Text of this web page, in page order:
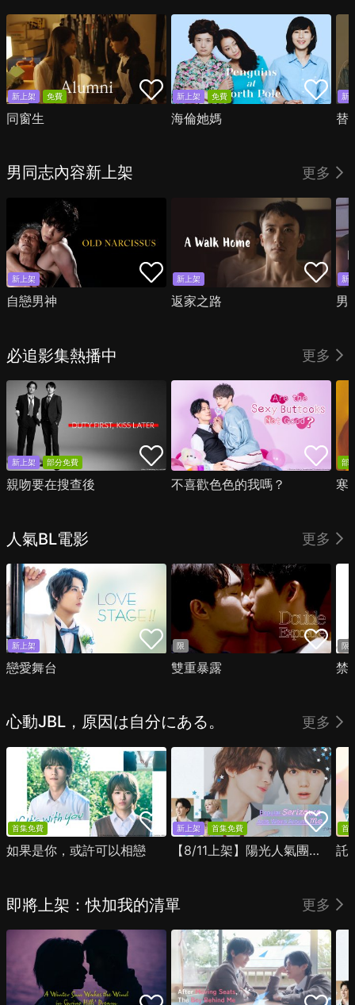
新上架 免費
同窗生
新上架 免費
海倫她媽
新
替
男同志內容新上架 更多
新上架
自戀男神
新上架
返家之路
新
男
必追影集熱播中 更多
新上架 部分免費
親吻要在搜查後 不喜歡色色的我嗎？
部
寒
人氣BL電影 更多
新上架
戀愛舞台
限
雙重暴露
限
禁
心動JBL，原因は自分にある。 更多
首集免費
如果是你，或許可以相戀
新上架 首集免費
【8/11上架】陽光人氣團中的芹澤，在我面前卻有點不對勁
首
託
即將上架：快加我的清單 更多